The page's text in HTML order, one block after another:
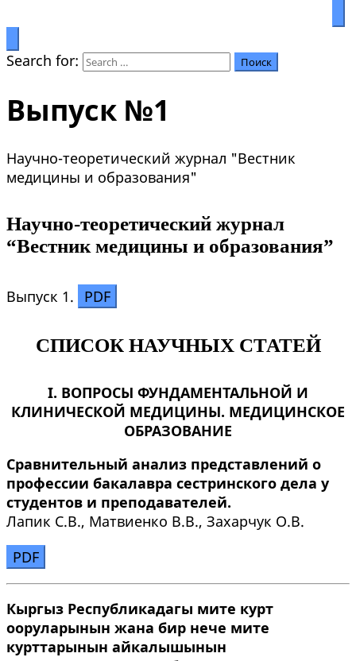
Search for:
Выпуск №1
Научно-теоретический журнал "Вестник
медицины и образования"
Научно-теоретический журнал
“Вестник медицины и образования”
Выпуск 1. PDF
СПИСОК НАУЧНЫХ СТАТЕЙ
I. ВОПРОСЫ ФУНДАМЕНТАЛЬНОЙ И
КЛИНИЧЕСКОЙ МЕДИЦИНЫ. МЕДИЦИНСКОЕ
ОБРАЗОВАНИЕ
Сравнительный анализ представлений о
профессии бакалавра сестринского дела у
студентов и преподавателей.
Лапик С.В., Матвиенко В.В., Захарчук О.В.
PDF
Кыргыз Республикадагы мите курт
ооруларынын жана бир нече мите
курттарынын айкалышынын